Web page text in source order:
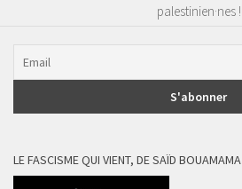
palestinien·nes !
LE FASCISME QUI VIENT, DE SAÏD BOUAMAMA